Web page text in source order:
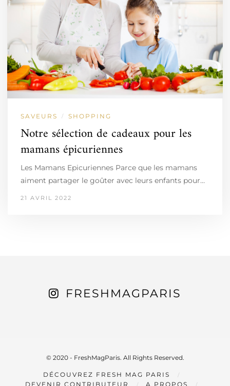
SAVEURS / SHOPPING
Notre sélection de cadeaux pour les
mamans épicuriennes
Les Mamans Epicuriennes Parce que les mamans
aiment partager le goûter avec leurs enfants pour…
21 AVRIL 2022
FRESHMAGPARIS
© 2020 - FreshMagParis. All Rights Reserved.
DÉCOUVREZ FRESH MAG PARIS
DEVENIR CONTRIBUTEUR
A PROPOS